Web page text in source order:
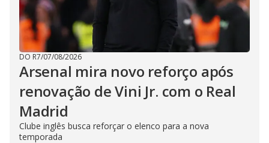
DO R7/07/08/2026
Arsenal mira novo reforço após
renovação de Vini Jr. com o Real
Madrid
Clube inglês busca reforçar o elenco para a nova
temporada